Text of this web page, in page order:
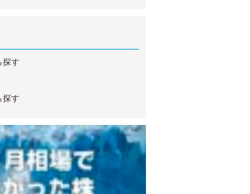
探す
探す